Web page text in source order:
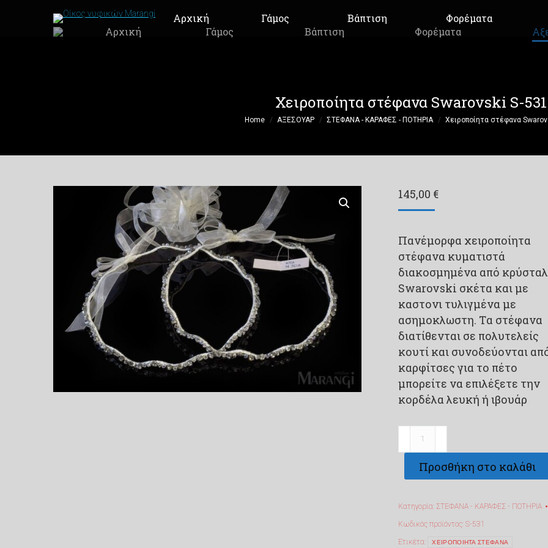
Αρχική Γάμος Βάπτιση Φορέματα
Χειροποίητα στέφανα Swarovski S-531
You are here:
Home ΑΞΕΣΟΥΑΡ ΣΤΕΦΑΝΑ - ΚΑΡΑΦΕΣ - ΠΟΤΗΡΙΑ Χειροποίητα στέφανα
145,00 €
Πανέμορφα χειροποίητα
στέφανα κυματιστά
διακοσμημένα από
Swarovski σκέτα και με
καστονι τυλιγμένα με
ασημοκλωστη. Tα στέφανα
διατίθενται σε πολυτελείς
κουτί και συνοδεύονται
καρφίτσες για το πέτο
μπορείτε να επιλέξετε την
κορδέλα λευκή ή ιβουάρ
Swarovski
S-
ποσότητα
Προσθήκη στο καλάθι
Κατηγορία: ΣΤΕΦΑΝΑ - ΚΑΡΑΦΕΣ - ΠΟΤΗΡΙΑ
Κωδικός προϊόντος:S-531
Ετικέτα: ΧΕΙΡΟΠΟΙΗΤΑ ΣΤΕΦΑΝΑ
Αρχική Γάμος Βάπτιση Φορέματα